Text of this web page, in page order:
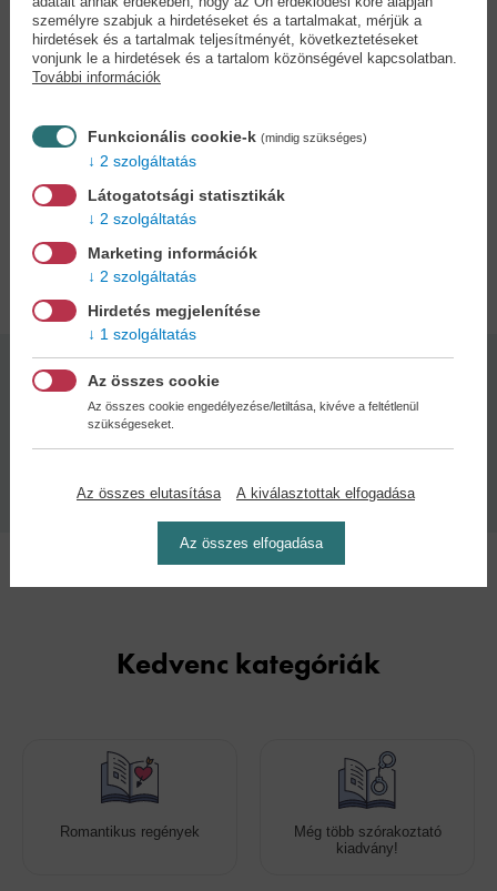
nyelvek és kultúrák tárulnak elénk - valamint az a folyamat, amikor
az ember elveszíti, majd tudatosan újra felépíti az önmagába vetett
hitét. A könyv nem kínál kész recepteket vagy hangzatos
ígéreteket, helyette őszinte felismeréseket, megélt tapasztalatokat
azokhoz szól, akik életük fordulópontján állnak, akik egyedül érzik
magukat az útjukon, vagy szeretnének visszatalálni belső stabi­li­­
határoznak meg bennünket.
Adatok
Kötésmód:
puha kötés
88
2026
Kedvenc kategóriák
Romantikus regények
Még több szórakoztató
kiadvány!
személyre szabjuk a hirdetéseket és a tartalmakat, mérjük a
hirdetések és a tartalmak teljesítményét, következtetéseket
vonjunk le a hirdetések és a tartalom közönségével kapcsolatban.
További információk
Funkcionális cookie-k (mindig szükséges)
2 szolgáltatás
Látogatotsági statisztikák
2 szolgáltatás
Marketing információk
2 szolgáltatás
Hirdetés megjelenítése
1 szolgáltatás
Az összes cookie
Az összes cookie engedélyezése/letiltása, kivéve a feltétlenül
szükségeseket.
Az összes elutasítása A kiválasztottak elfogadása
Az összes elfogadása